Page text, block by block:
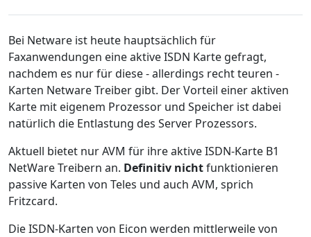
Bei Netware ist heute hauptsächlich für
Faxanwendungen eine aktive ISDN Karte gefragt,
nachdem es nur für diese - allerdings recht teuren -
Karten Netware Treiber gibt. Der Vorteil einer aktiven
Karte mit eigenem Prozessor und Speicher ist dabei
natürlich die Entlastung des Server Prozessors.
Aktuell bietet nur AVM für ihre aktive ISDN-Karte B1
NetWare Treibern an. Definitiv nichtfunktionieren
passive Karten von Teles und auch AVM, sprich
Fritzcard.
Die ISDN-Karten von Eicon werden mittlerweile von